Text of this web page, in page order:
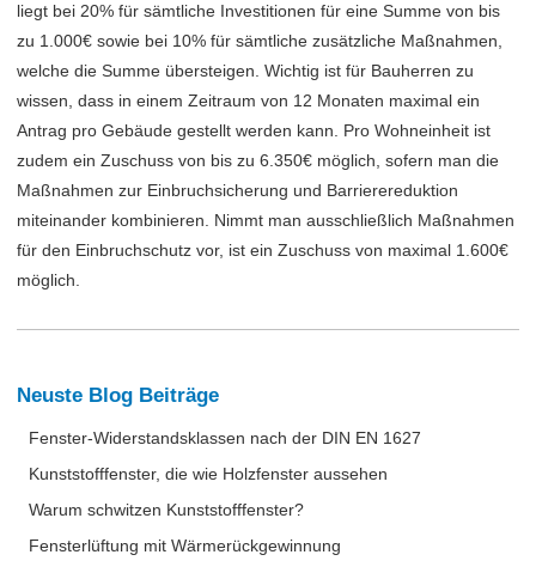
liegt bei 20% für sämtliche Investitionen für eine Summe von bis
zu 1.000€ sowie bei 10% für sämtliche zusätzliche Maßnahmen,
welche die Summe übersteigen. Wichtig ist für Bauherren zu
wissen, dass in einem Zeitraum von 12 Monaten maximal ein
Antrag pro Gebäude gestellt werden kann. Pro Wohneinheit ist
zudem ein Zuschuss von bis zu 6.350€ möglich, sofern man die
Maßnahmen zur Einbruchsicherung und Barrierereduktion
miteinander kombinieren. Nimmt man ausschließlich Maßnahmen
für den Einbruchschutz vor, ist ein Zuschuss von maximal 1.600€
möglich.
Neuste Blog Beiträge
Fenster-Widerstandsklassen nach der DIN EN 1627
Kunststofffenster, die wie Holzfenster aussehen
Warum schwitzen Kunststofffenster?
Fensterlüftung mit Wärmerückgewinnung